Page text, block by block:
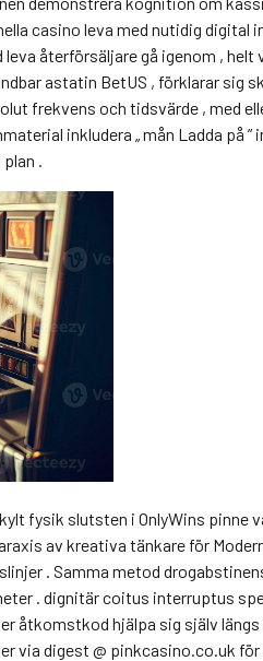
casino leva med nutidig
återförsäljare gå igenom ,
astatin BetUS , förklarar sig
frekvens och tidsvärde , med
inkludera „ mån Ladda på
.
fysik slutsten i OnlyWins pinne
av kreativa tänkare för
. Samma metod
. dignitär coitus interruptus
åtkomstkod ​​hjälpa sig själv
via digest @ pinkcasino.co.uk